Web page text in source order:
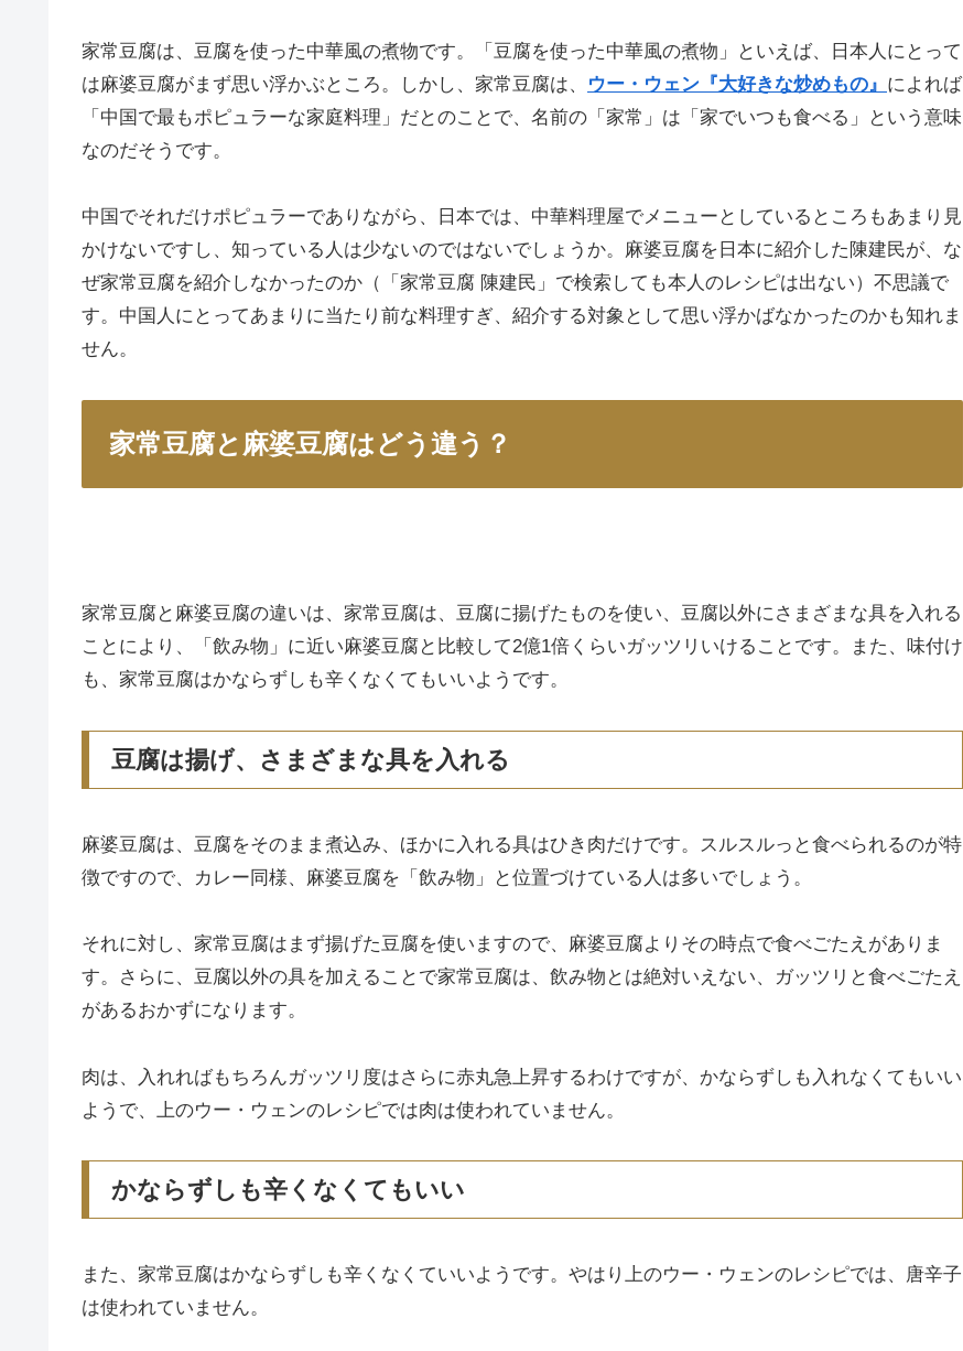
家常豆腐は、豆腐を使った中華風の煮物です。「豆腐を使った中華風の煮物」といえば、日本人にとって
は麻婆豆腐がまず思い浮かぶところ。しかし、家常豆腐は、
ウー・ウェン『大好きな炒めもの』 によれば
「中国で最もポピュラーな家庭料理」 だとのことで、名前の「家常」は「家でいつも食べる」という意味
なのだそうです。
中国でそれだけポピュラーでありながら、日本では、中華料理屋でメニューとしているところもあまり見
かけないですし、知っている人は少ないのではないでしょうか。麻婆豆腐を日本に紹介した陳建民が、な
ぜ家常豆腐を紹介しなかったのか（「家常豆腐 陳建民」で検索しても本人のレシピは出ない）不思議で
す。中国人にとってあまりに当たり前な料理すぎ、紹介する対象として思い浮かばなかったのかも知れま
せん。
家常豆腐と麻婆豆腐はどう違う？
家常豆腐と麻婆豆腐の違いは、家常豆腐は、豆腐に揚げたものを使い、豆腐以外にさまざまな具を入れる
ことにより、「飲み物」に近い麻婆豆腐と比較して2億1倍くらいガッツリいけることです。また、味付け
も、家常豆腐はかならずしも辛くなくてもいいようです。
豆腐は揚げ、さまざまな具を入れる
麻婆豆腐は、豆腐をそのまま煮込み、ほかに入れる具はひき肉だけです。スルスルっと食べられるのが特
徴ですので、カレー同様、麻婆豆腐を「飲み物」と位置づけている人は多いでしょう。
それに対し、家常豆腐はまず揚げた豆腐を使いますので、麻婆豆腐よりその時点で食べごたえがありま
す。さらに、豆腐以外の具を加えることで家常豆腐は、飲み物とは絶対いえない、ガッツリと食べごたえ
があるおかずになります。
肉は、入れればもちろんガッツリ度はさらに赤丸急上昇するわけですが、かならずしも入れなくてもいい
ようで、上のウー・ウェンのレシピでは肉は使われていません。
かならずしも辛くなくてもいい
また、家常豆腐はかならずしも辛くなくていいようです。やはり上のウー・ウェンのレシピでは、唐辛子
は使われていません。